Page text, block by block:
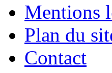
Mentions
Plan du
Contact